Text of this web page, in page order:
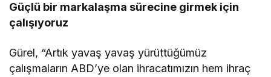
Güçlü bir markalaşma sürecine girmek için
çalışıyoruz
Gürel, “Artık yavaş yavaş yürüttüğümüz
çalışmaların ABD’ye olan ihracatımızın hem ihraç